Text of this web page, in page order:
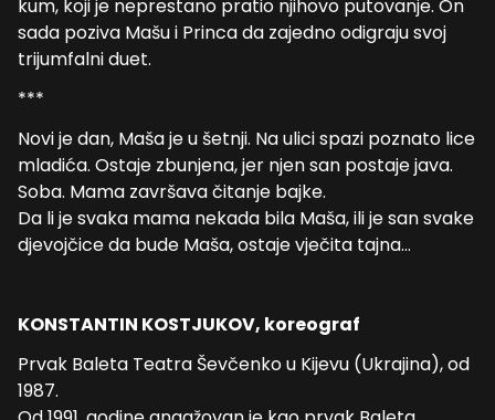
kum, koji je neprestano pratio njihovo putovanje. On
sada poziva Mašu i Princa da zajedno odigraju svoj
trijumfalni duet.
***
Novi je dan, Maša je u šetnji. Na ulici spazi poznato lice
mladića. Ostaje zbunjena, jer njen san postaje java.
Soba. Mama završava čitanje bajke.
Da li je svaka mama nekada bila Maša, ili je san svake
djevojčice da bude Maša, ostaje vječita tajna…
KONSTANTIN KOSTJUKOV, koreograf
Prvak Baleta Teatra Ševčenko u Kijevu (Ukrajina), od
1987.